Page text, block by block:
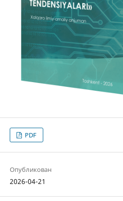
PDF
Опубликован
2026-04-21